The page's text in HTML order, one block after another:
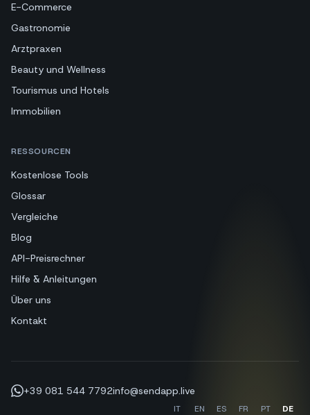
E-Commerce
Gastronomie
Arztpraxen
Beauty und Wellness
Tourismus und Hotels
Immobilien
RESSOURCEN
Kostenlose Tools
Glossar
Vergleiche
Blog
API-Preisrechner
Hilfe & Anleitungen
Über uns
Kontakt
+39 081 544 7792info@sendapp.live
IT EN ES FR PT DE